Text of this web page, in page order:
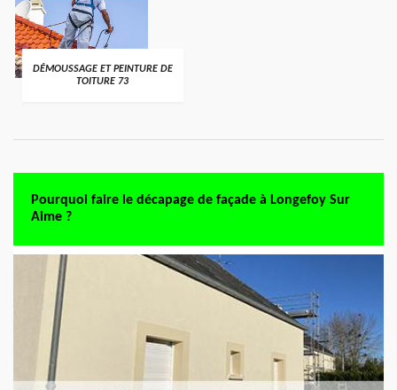
DÉMOUSSAGE ET PEINTURE DE
TOITURE 73
Pourquoi faire le décapage de façade à Longefoy Sur
Aime ?